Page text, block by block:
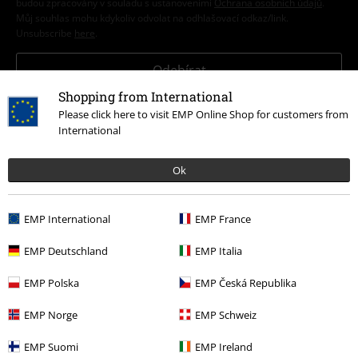
Shopping from International
Please click here to visit EMP Online Shop for customers from
International
Ok
EMP International EMP France
EMP Deutschland EMP Italia
EMP Polska EMP Česká Republika
EMP Norge EMP Schweiz
EMP Suomi EMP Ireland
budou zpracovány v souladu s ustanoveními Ochrana osobních údajů
Můj souhlas mohu kdykoliv odvolat na odhlašovací odkaz/link.
Unsubscribe here
Odebírat
*Platí pouze online a kód je platný jen 4 týdny. Nelze kombinovat s jinými
slevovými kódy. Po vložení a potvrzení kódu bude sleva automaticky
odečtena z vašeho nákupního košíku. Nevztahuje se na média, knihy,
Ärzte, Die Toten Hosen, Feine Sahne Fischfilet, Broilers, Böhse Onkelz a
zboží, jehož koupí podpoříte nadaci.
Náš zákaznický servis je k dispozici dnes od 09:00 hod do 17:00 hod.
Dozvědět se více